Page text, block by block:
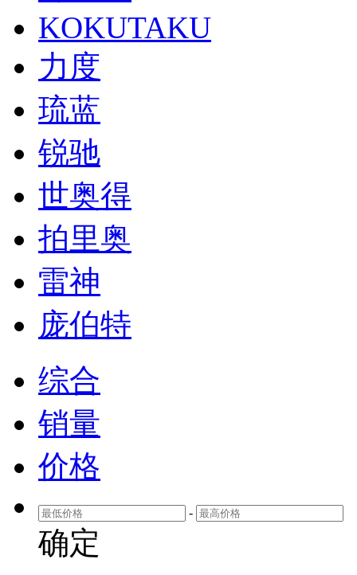
KOKUTAKU
力度
琉蓝
锐驰
世奥得
拍里奥
雷神
庞伯特
综合
销量
价格
-
确定